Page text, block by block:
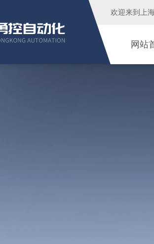
欢迎来到 上
网站